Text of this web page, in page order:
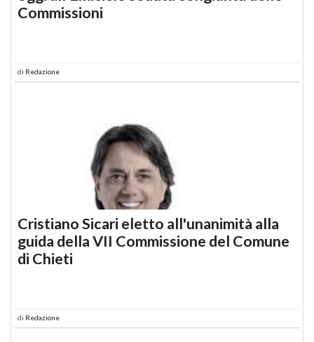
Commissioni
di Redazione
Cristiano Sicari eletto all'unanimità alla
guida della VII Commissione del Comune
di Chieti
di Redazione